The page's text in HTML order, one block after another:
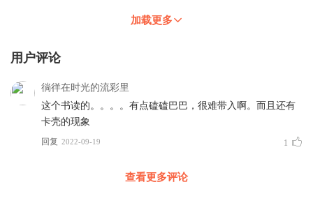
19场景中的悬念
21瞬间的悬念
22集其大成
附录两部小说的冲突分析
【精彩书摘】
唯恐天下不乱，乃作家职责所系，责无旁贷。
加载更多
用户评论
徜徉在时光的流彩里
这个书读的。。。。有点磕磕巴巴，很难带入啊。而且还有
卡壳的现象
回复 2022-09-19 1
查看更多评论